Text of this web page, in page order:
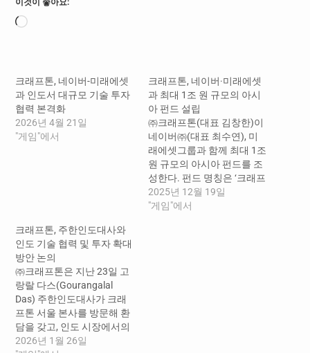
이것이 좋아요:
로
크래프톤, 네이버-미래에셋
과 인도서 대규모 기술 투자
협력 본격화
2026년 4월 21일
"게임"에서
크래프톤, 네이버·미래에셋
과 최대 1조 원 규모의 아시
아 펀드 설립
㈜크래프톤(대표 김창한)이
네이버㈜(대표 최수연), 미
래에셋그룹과 함께 최대 1조
원 규모의 아시아 펀드를 조
성한다. 펀드 명칭은 ‘크래프
톤-네이버-미래에셋 유니콘
그로쓰 펀드’(KRAFTON-
2025년 12월 19일
"게임"에서
크래프톤, 주한인도대사와
인도 기술 협력 및 투자 확대
방안 논의
㈜크래프톤은 지난 23일 고
랑랄 다스(Gourangalal
Das) 주한인도대사가 크래
프톤 서울 본사를 방문해 환
담을 갖고, 인도 시장에서의
기술 협력과 투자 확대 방안
2026년 1월 26일